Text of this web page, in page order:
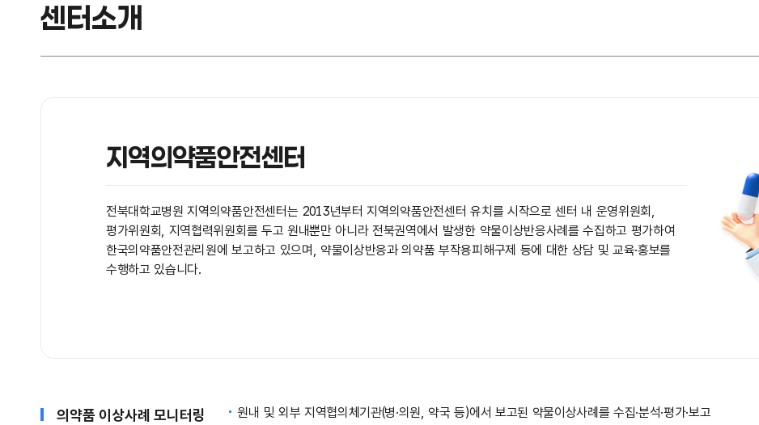
센터소개
지역의약품안전센터
전북대학교병원 지역의약품안전센터는 2013년부터 지역의약품안전센터 유치를 시작으로 센터 내 운영위원회,
평가위원회, 지역협력위원회를 두고 원내뿐만 아니라 전북권역에서 발생한 약물이상반응사례를 수집하고 평가하여
한국의약품안전관리원에 보고하고 있으며, 약물이상반응과 의약품 부작용피해구제 등에 대한 상담 및 교육·홍보를
수행하고 있습니다.
의약품 이상사례 모니터링
원내 및 외부 지역협의체기관(병·의원, 약국 등)에서 보고된 약물이상사례를 수집·분석·평가·보고